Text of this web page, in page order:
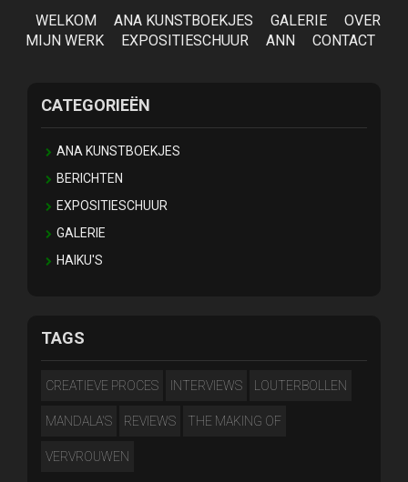
WELKOM ANA KUNSTBOEKJES GALERIE
OVER
MIJN WERK
EXPOSITIESCHUUR ANN CONTACT
CATEGORIEËN
ANA KUNSTBOEKJES
BERICHTEN
EXPOSITIESCHUUR
GALERIE
HAIKU'S
TAGS
CREATIEVE PROCES INTERVIEWS LOUTERBOLLEN
MANDALA'S REVIEWS THE MAKING OF
VERVROUWEN